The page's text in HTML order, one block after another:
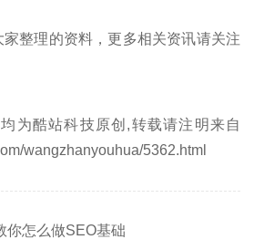
整理的资料，更多相关资讯请关注
为酷站科技原创,转载请注明来自
wangzhanyouhua/5362.html
你怎么做SEO基础